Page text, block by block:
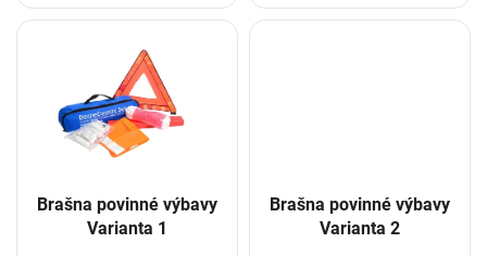
Brašna povinné výbavy
Varianta 1
Brašna povinné výbavy
Varianta 2